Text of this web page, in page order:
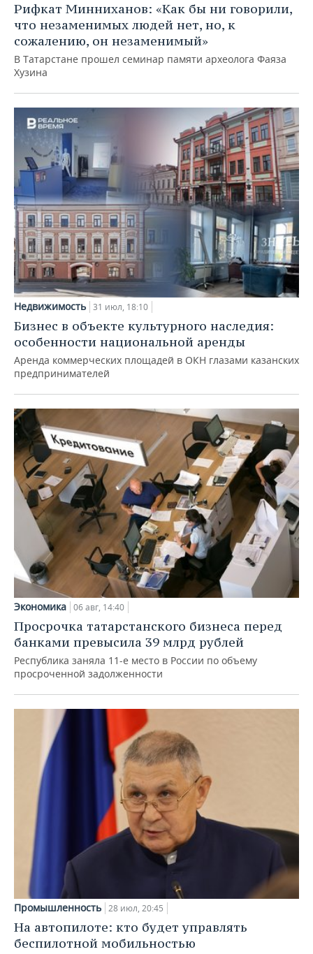
Рифкат Минниханов: «Как бы ни говорили,
что незаменимых людей нет, но, к
сожалению, он незаменимый»
В Татарстане прошел семинар памяти археолога Фаяза
Хузина
Недвижимость 31 июл, 18:10
Бизнес в объекте культурного наследия:
особенности национальной аренды
Аренда коммерческих площадей в ОКН глазами казанских
предпринимателей
Экономика 06 авг, 14:40
Просрочка татарстанского бизнеса перед
банками превысила 39 млрд рублей
Республика заняла 11-е место в России по объему
просроченной задолженности
Промышленность 28 июл, 20:45
На автопилоте: кто будет управлять
беспилотной мобильностью